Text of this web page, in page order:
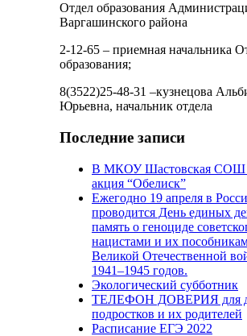
Отдел образования
Варгашинского района
2-12-65 – приемная начальника
образования;
8(3522)25-48-31 –кузнецова
Юрьевна, начальник отдела
Последние записи
В МКОУ Шастовская СОШ
акция “Обелиск”
Ежегодно 19 апреля в
проводится День единых
память о геноциде
нацистами и их
Великой Отечественной
1941–1945 годов.
Экологический субботник
ТЕЛЕФОН ДОВЕРИЯ для
подростков и их родителей
Расписание ЕГЭ 2022